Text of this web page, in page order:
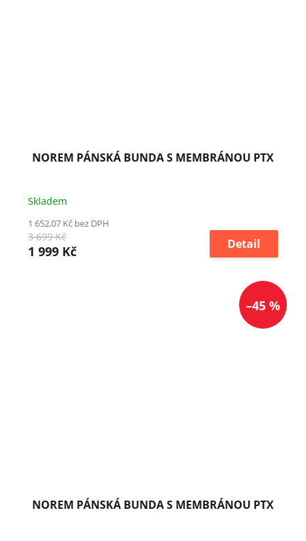
NOREM PÁNSKÁ BUNDA S MEMBRÁNOU PTX
Skladem
1 652,07 Kč bez DPH
3 699 Kč
1 999 Kč Detail
–45 %
NOREM PÁNSKÁ BUNDA S MEMBRÁNOU PTX